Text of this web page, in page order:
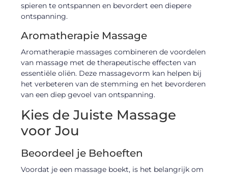
spieren te ontspannen en bevordert een diepere
ontspanning.
Aromatherapie Massage
Aromatherapie massages combineren de voordelen
van massage met de therapeutische effecten van
essentiële oliën. Deze massagevorm kan helpen bij
het verbeteren van de stemming en het bevorderen
van een diep gevoel van ontspanning.
Kies de Juiste Massage
voor Jou
Beoordeel je Behoeften
Voordat je een massage boekt, is het belangrijk om